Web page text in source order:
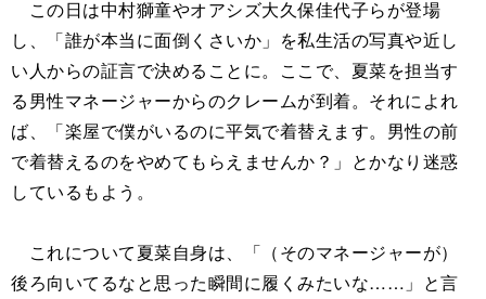
この日は中村獅童やオアシズ大久保佳代子らが登場
し、「誰が本当に面倒くさいか」を私生活の写真や近し
い人からの証言で決めることに。ここで、夏菜を担当す
る男性マネージャーからのクレームが到着。それによれ
ば、「楽屋で僕がいるのに平気で着替えます。男性の前
で着替えるのをやめてもらえませんか？」とかなり迷惑
しているもよう。
これについて夏菜自身は、「（そのマネージャーが）
後ろ向いてるなと思った瞬間に履くみたいな……」と言